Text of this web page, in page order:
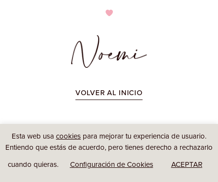
VOLVER AL INICIO
Esta web usa cookies para mejorar tu experiencia de usuario.
Entiendo que estás de acuerdo, pero tienes derecho a rechazarlo
cuando quieras.
Configuración de Cookies ACEPTAR